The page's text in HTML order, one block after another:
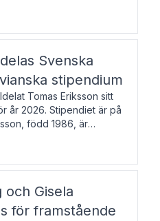
språk vid Göteborgs
2004 på avhan
Svenska
stipendium
Tomas Eriksson sitt
år 2026. Stipendiet är på
född 1986, är
och författare och
och Gisela
för framstående